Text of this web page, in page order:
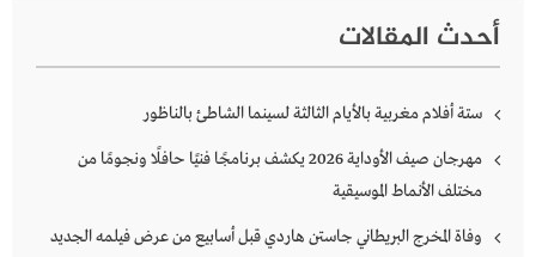
أحدث المقالات
ستة أفلام مغربية بالأيام الثالثة لسينما الشاطئ بالناظور
مهرجان صيف الأوداية 2026 يكشف برنامجًا فنيًا حافلًا ونجومًا من
مختلف الأنماط الموسيقية
وفاة المخرج البريطاني جاستن هاردي قبل أسابيع من عرض فيلمه الجديد